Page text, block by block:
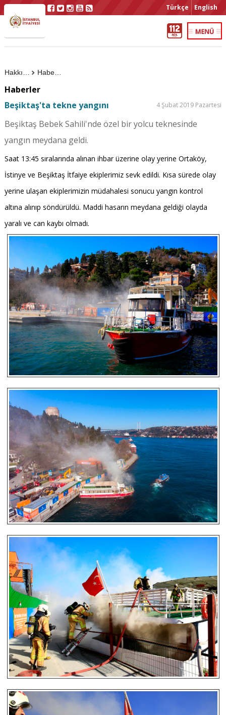
Türkçe English
Haberler
Haberler
Beşiktaş'ta tekne yangını
4 Şubat 2019 Pazartesi
Beşiktaş Bebek Sahili'nde özel bir yolcu teknesinde
yangın meydana geldi.
Saat 13:45 sıralarında alınan ihbar üzerine olay yerine Ortaköy,
İstinye ve Beşiktaş İtfaiye ekiplerimiz sevk edildi. Kısa sürede olay
yerine ulaşan ekiplerimizin müdahalesi sonucu yangın kontrol
altına alınıp söndürüldü. Maddi hasarın meydana geldiği olayda
yaralı ve can kaybı olmadı.